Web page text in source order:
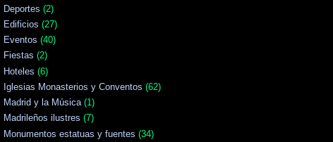
Deportes (2)
Edificios (27)
Eventos (40)
Fiestas (2)
Hoteles (6)
Iglesias Monasterios y Conventos (62)
Madrid y la Música (1)
Madrileños ilustres (7)
Monumentos estatuas y fuentes (34)